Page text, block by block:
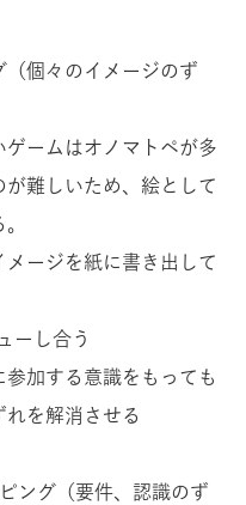
個々のイメージのず
ームはオノマトペが多
が難しいため、絵として
ージを紙に書き出して
ーし合う
加する意識をもっても
れを解消させる
ング（要件、認識のず